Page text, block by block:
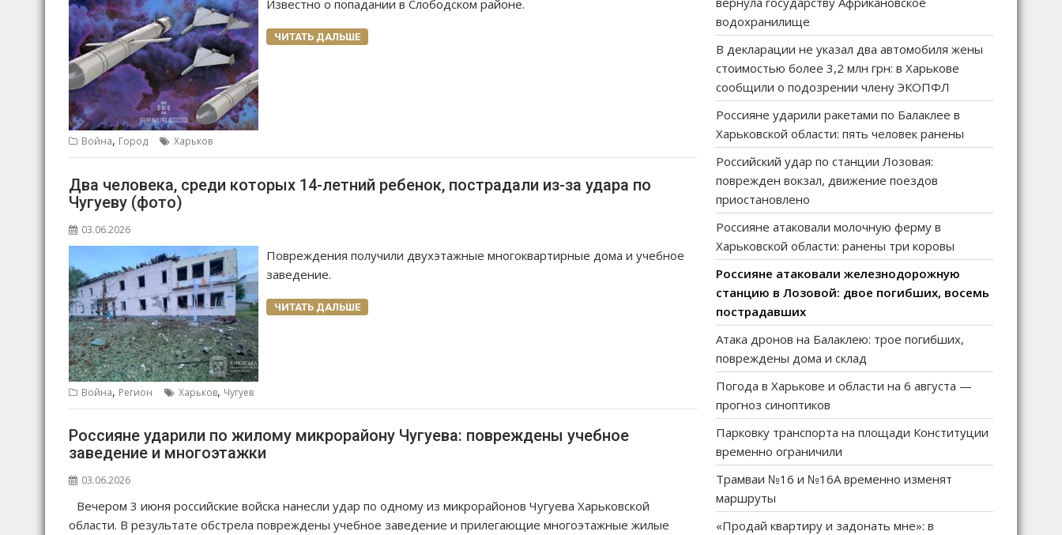
Известно о попадании в Слободском районе.
ЧИТАТЬ ДАЛЬШЕ
Война, Город Харьков
Два человека, среди которых 14-летний ребенок, пострадали из-за удара по
Чугуеву (фото)
03.06.2026
Повреждения получили двухэтажные многоквартирные дома и учебное
заведение.
ЧИТАТЬ ДАЛЬШЕ
Война, Регион Харьков, Чугуев
Россияне ударили по жилому микрорайону Чугуева: повреждены учебное
заведение и многоэтажки
03.06.2026
Вечером 3 июня российские войска нанесли удар по одному из микрорайонов Чугуева Харьковской
области. В результате обстрела повреждены учебное заведение и прилегающие многоэтажные жилые
водохранилище
В декларации не указал два автомобиля жены
стоимостью более 3,2 млн грн: в Харькове
сообщили о подозрении члену ЭКОПФЛ
Россияне ударили ракетами по Балаклее в
Харьковской области: пять человек ранены
Российский удар по станции Лозовая:
поврежден вокзал, движение поездов
приостановлено
Россияне атаковали молочную ферму в
Харьковской области: ранены три коровы
Россияне атаковали железнодорожную
станцию в Лозовой: двое погибших, восемь
пострадавших
Атака дронов на Балаклею: трое погибших,
повреждены дома и склад
Погода в Харькове и области на 6 августа —
прогноз синоптиков
Парковку транспорта на площади Конституции
временно ограничили
Трамваи №16 и №16А временно изменят
маршруты
«Продай квартиру и задонать мне»: в